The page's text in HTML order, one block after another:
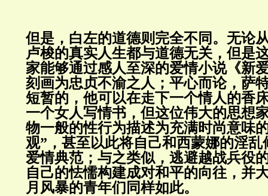
但是，白左的道德则完全不同。无论
卢梭的真实人生都与道德无关，但是
家能够通过感人至深的爱情小说《新
刻画为忠贞不渝之人；平心而论，萨
短暂的，他可以在走下一个情人的香
一个女人写情书，但这位伟大的思想
物一般的性行为描述为充满时尚意味
观”，甚至以此将自己和西蒙娜的淫
爱情典范；与之类似，逃避越战兵役
自己的怯懦构建成对和平的向往，并
月风暴的青年们同样如此。